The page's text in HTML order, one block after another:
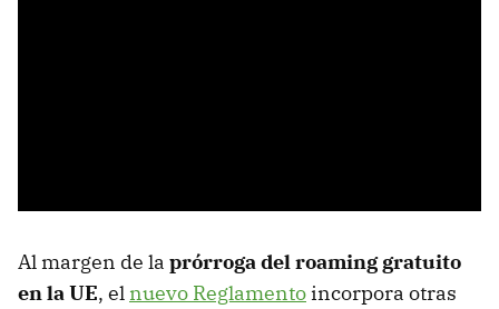
Al margen de la prórroga del roaming gratuito
en la UE, el nuevo Reglamento incorpora otras